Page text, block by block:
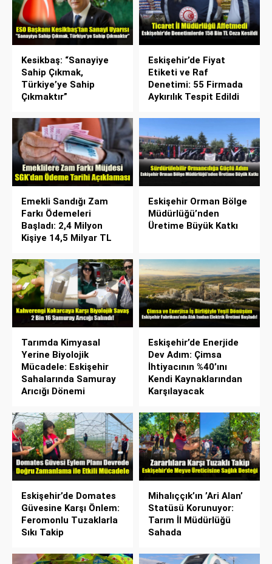
Kesikbaş: “Sanayiye
Sahip Çıkmak,
Türkiye’ye Sahip
Çıkmaktır”
Eskişehir’de Fiyat
Etiketi ve Raf
Denetimi: 55 Firmada
Aykırılık Tespit Edildi
Emekli Sandığı Zam
Farkı Ödemeleri
Başladı: 2,4 Milyon
Kişiye 14,5 Milyar TL
Eskişehir Orman Bölge
Müdürlüğü’nden
Üretime Büyük Katkı
Tarımda Kimyasal
Yerine Biyolojik
Mücadele: Eskişehir
Sahalarında Samuray
Arıcığı Dönemi
Eskişehir’de Enerjide
Dev Adım: Çimsa
İhtiyacının %40’ını
Kendi Kaynaklarından
Karşılayacak
Eskişehir’de Domates
Güvesine Karşı Önlem:
Feromonlu Tuzaklarla
Sıkı Takip
Mihalıççık’ın ’Ari Alan’
Statüsü Korunuyor:
Tarım İl Müdürlüğü
Sahada